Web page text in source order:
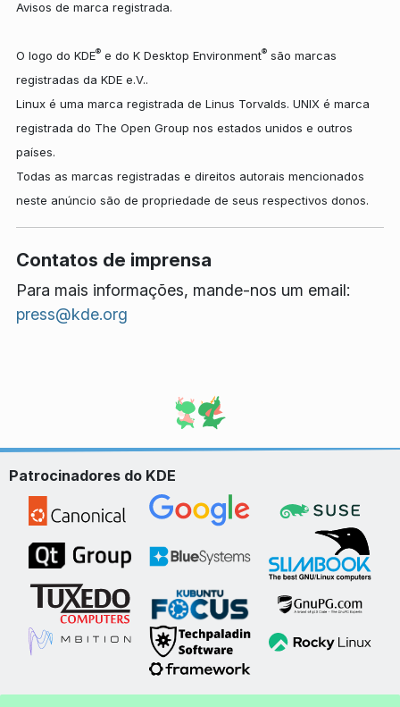
Avisos de marca registrada.
O logo do KDE® e do K Desktop Environment® são marcas
registradas da KDE e.V..
Linux é uma marca registrada de Linus Torvalds. UNIX é marca
registrada do The Open Group nos estados unidos e outros
países.
Todas as marcas registradas e direitos autorais mencionados
neste anúncio são de propriedade de seus respectivos donos.
Contatos de imprensa
Para mais informações, mande-nos um email:
press@kde.org
Patrocinadores do KDE